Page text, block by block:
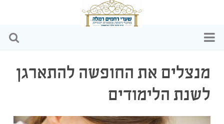
מי אנחנו
הפעילויות שלנו
מנצלים את החופשה להתארגן
לשנת הלימודים